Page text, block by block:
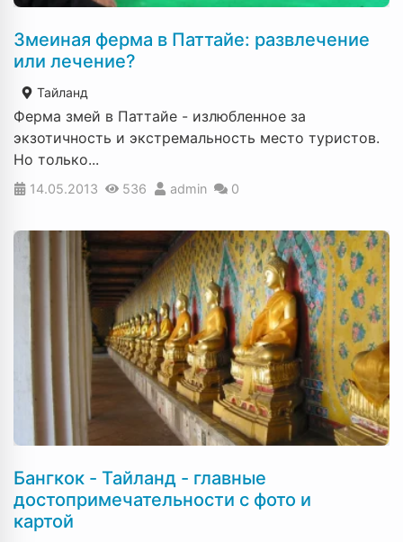
Змеиная ферма в Паттайе: развлечение
или лечение?
Тайланд
Ферма змей в Паттайе - излюбленное за
экзотичность и экстремальность место туристов.
Но только...
14.05.2013 536 admin 0
Бангкок - Тайланд - главные
достопримечательности с фото и
картой